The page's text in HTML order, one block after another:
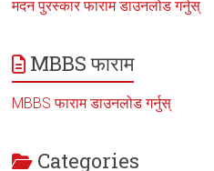
मदन पुरस्कार फाराम डाउनलोड गर्नुस्
MBBS फाराम
MBBS फाराम डाउनलोड गर्नुस्
Categories